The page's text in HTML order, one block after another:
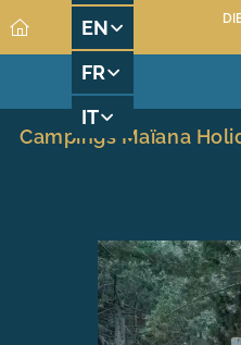
EN
FR
IT
Campings Maïana